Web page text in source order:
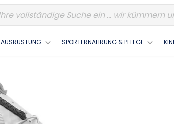
AUSRÜSTUNG SPORTERNÄHRUNG & PFLEGE